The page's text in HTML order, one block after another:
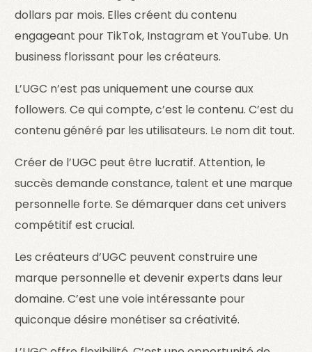
dollars par mois. Elles créent du contenu
engageant pour TikTok, Instagram et YouTube. Un
business florissant pour les créateurs.
L’UGC n’est pas uniquement une course aux
followers. Ce qui compte, c’est le contenu. C’est du
contenu généré par les utilisateurs. Le nom dit tout.
Créer de l’UGC peut être lucratif. Attention, le
succès demande constance, talent et une marque
personnelle forte. Se démarquer dans cet univers
compétitif est crucial.
Les créateurs d’UGC peuvent construire une
marque personnelle et devenir experts dans leur
domaine. C’est une voie intéressante pour
quiconque désire monétiser sa créativité.